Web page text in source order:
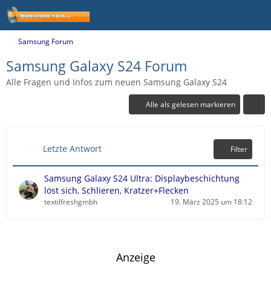
Samsung Forum
Samsung Galaxy S24 Forum
Alle Fragen und Infos zum neuen Samsung Galaxy S24
Alle als gelesen markieren
Letzte Antwort Filter
Samsung Galaxy S24 Ultra: Displaybeschichtung
löst sich, Schlieren, Kratzer+Flecken
textilfreshgmbh 19. März 2025 um 18:12
Anzeige